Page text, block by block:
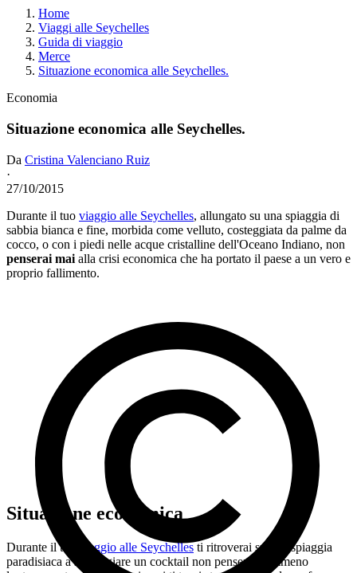
Home
Viaggi alle Seychelles
Guida di viaggio
Merce
Situazione economica alle Seychelles.
Economia
Situazione economica alle Seychelles.
Da Cristina Valenciano Ruiz
·
27/10/2015
Durante il tuo viaggio alle Seychelles, allungato su una spiaggia di
sabbia bianca e fine, morbida come velluto, costeggiata da palme da
cocco, o con i piedi nelle acque cristalline dell'Oceano Indiano, non
penserai mai alla crisi economica che ha portato il paese a un vero e
proprio fallimento.
Situazione economica
Durante il tuo viaggio alle Seychellesti ritroverai su una spiaggia
paradisiaca a sorseggiare un cocktail non penserai nemmeno